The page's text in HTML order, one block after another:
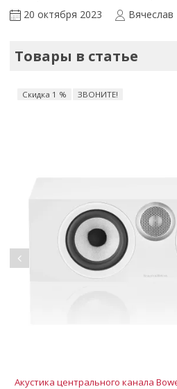
20 октября 2023
Вячеслав
Товары в статье
Скидка 1 % ЗВОНИТЕ!
Акустика центрального канала